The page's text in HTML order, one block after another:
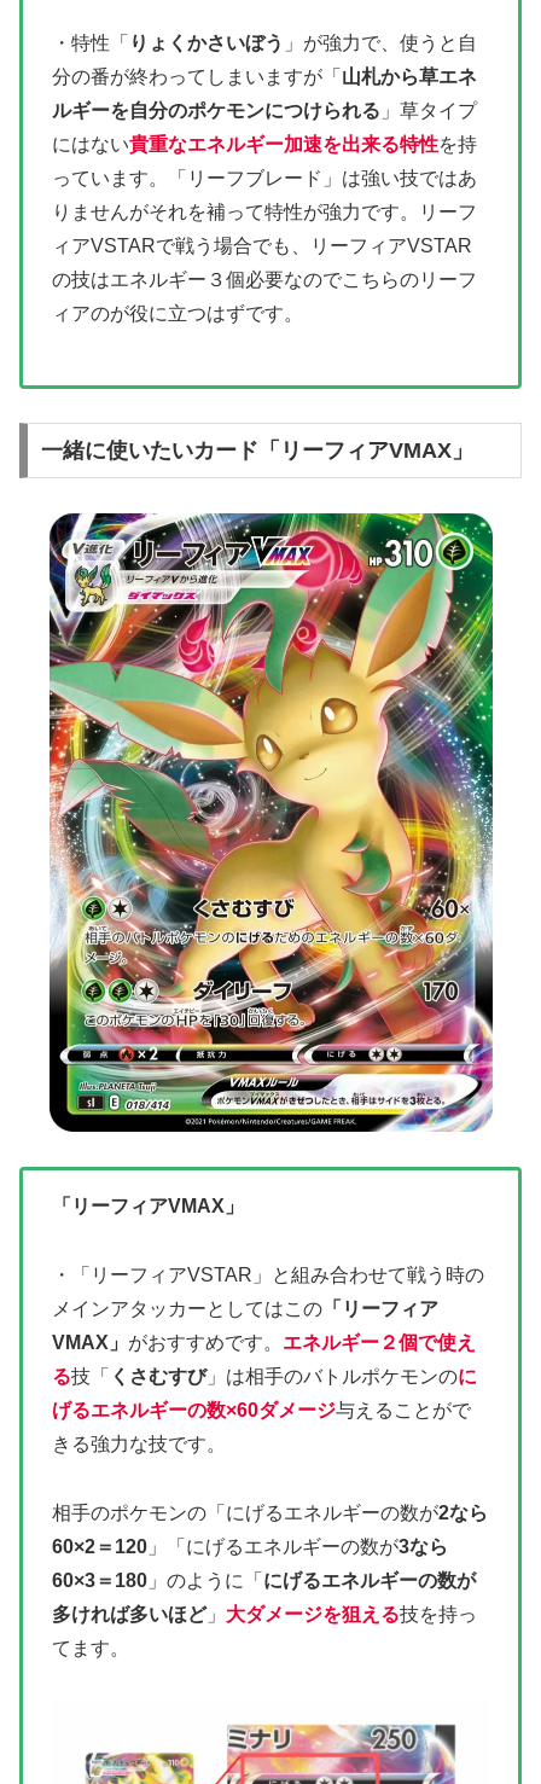
・特性「 りょくかさいぼう 」が強力で、使うと自
分の番が終わってしまいますが「 山札から草エネ
ルギーを自分のポケモンにつけられる 」草タイプ
にはない貴重なエネルギー加速を出来る特性を持
っています。「リーフブレード」は強い技ではあ
りませんがそれを補って特性が強力です。リーフ
ィアVSTARで戦う場合でも、
リーフィアVSTAR
の技はエネルギー３個必要なのでこちらのリーフ
ィアのが役に立つはずです。
一緒に使いたいカード「リーフィアVMAX」
「リーフィアVMAX」
・「リーフィアVSTAR」と組み合わせて戦う時の
メインアタッカーとしてはこの 「リーフィア
VMAX」 がおすすめです。 エネルギー２個で使え
る技「 くさむすび」は相手のバトルポケモンのに
げるエネルギーの数×60ダメージ与えることがで
きる強力な技です。
相手のポケモンの「にげるエネルギーの数が2なら
60×2＝120 」「 にげるエネルギーの数が3なら
60×3＝180 」のように「 にげるエネルギーの数が
多ければ多いほど」 大ダメージを狙える技を持っ
てます。